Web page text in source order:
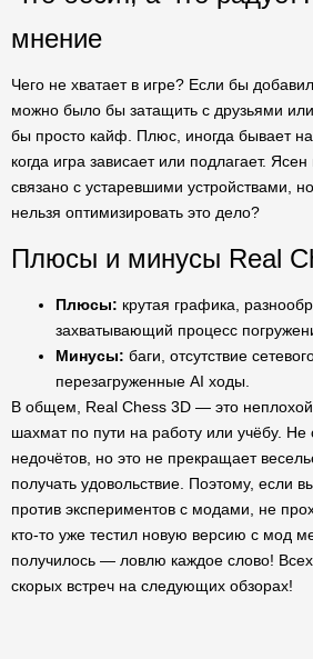
мнение
Чего не хватает в игре? Если бы
можно было бы затащить с друзьями
бы просто кайф. Плюс, иногда бывает
когда игра зависает или подлагает.
связано с устаревшими устройствами,
нельзя оптимизировать это дело?
Плюсы и минусы Real
Плюсы: крутая графика,
захватывающий процесс
Минусы: баги, отсутствие
перезагруженные AI ходы.
В общем, Real Chess 3D — это
шахмат по пути на работу или учёбу. Не
недочётов, но это не прекращает
получать удовольствие. Поэтому, если
против экспериментов с модами, не
кто-то уже тестил новую версию с мод
получилось — ловлю каждое слово!
скорых встреч на следующих обзорах!